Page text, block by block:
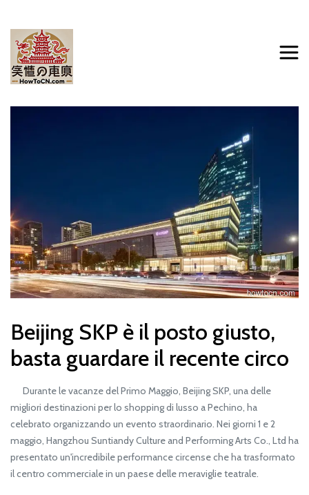
Beijing SKP è il posto giusto,
basta guardare il recente circo
Durante le vacanze del Primo Maggio, Beijing SKP, una delle
migliori destinazioni per lo shopping di lusso a Pechino, ha
celebrato organizzando un evento straordinario. Nei giorni 1 e 2
maggio, Hangzhou Suntiandy Culture and Performing Arts Co., Ltd ha
presentato un'incredibile performance circense che ha trasformato
il centro commerciale in un paese delle meraviglie teatrale.